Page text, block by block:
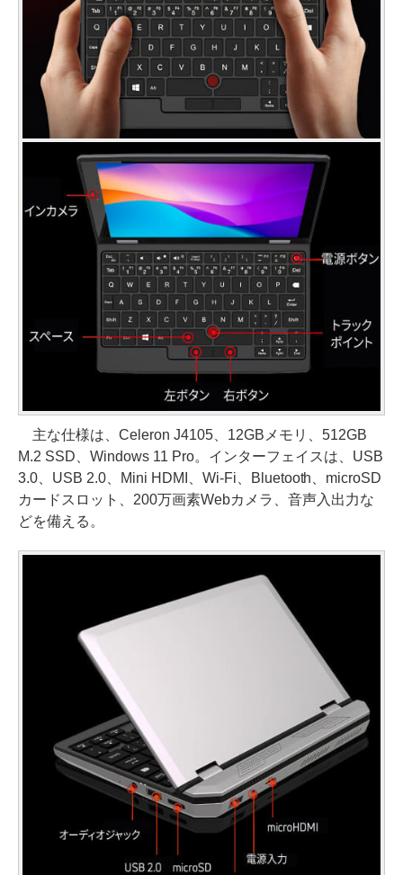
主な仕様は、Celeron J4105、12GBメモリ、512GB
M.2 SSD、Windows 11 Pro。インターフェイスは、USB
3.0、USB 2.0、Mini HDMI、Wi-Fi、Bluetooth、microSD
カードスロット、200万画素Webカメラ、音声入出力な
どを備える。